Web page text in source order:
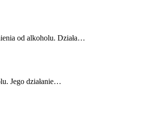
od alkoholu. Działa…
Jego działanie…